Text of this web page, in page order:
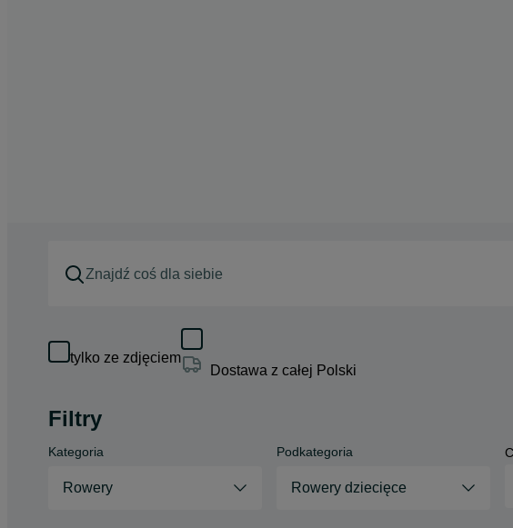
tylko ze zdjęciem
Dostawa z całej Polski
Filtry
Kategoria
Rowery
Podkategoria
Rowery dziecięce